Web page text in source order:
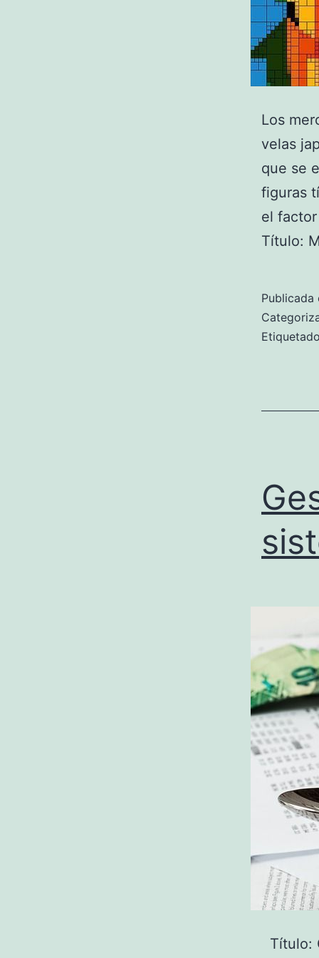
Los
velas
que se
figuras
el
Título:
Título: